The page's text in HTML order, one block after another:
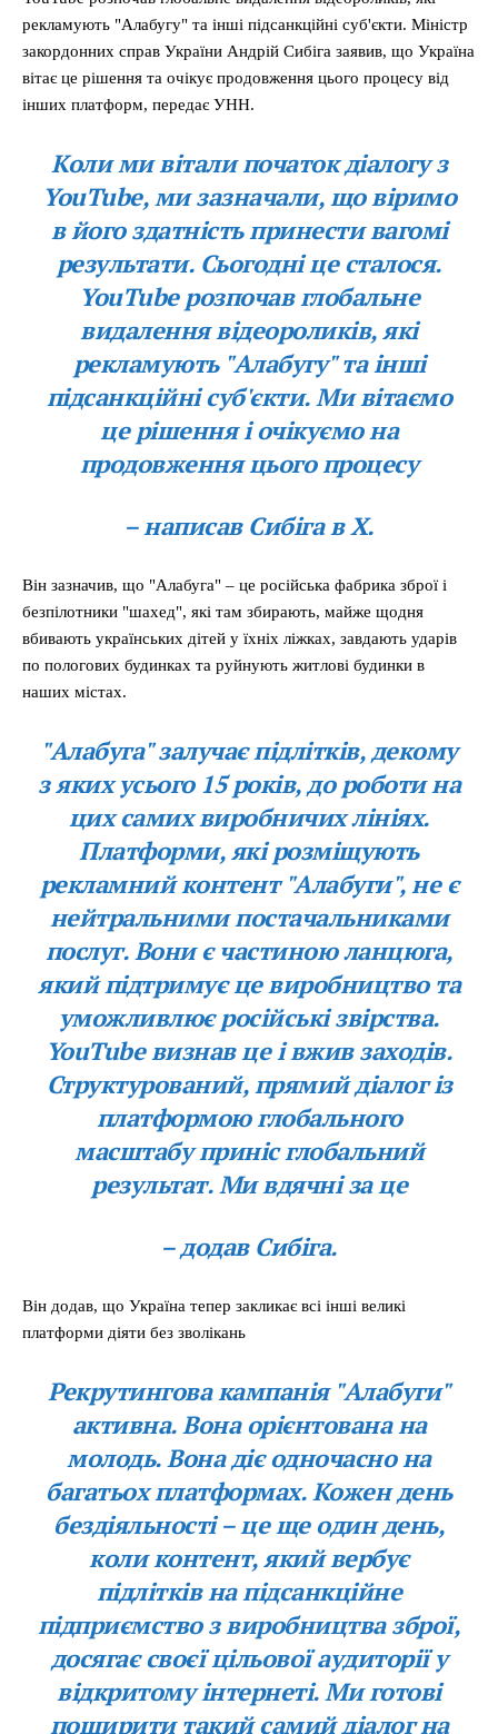
рекламують "Алабугу" та інші підсанкційні суб'єкти. Міністр
закордонних справ України Андрій Сибіга заявив, що Україна
вітає це рішення та очікує продовження цього процесу від
інших платформ, передає УНН.
Коли ми вітали початок діалогу з
YouTube, ми зазначали, що віримо
в його здатність принести вагомі
результати. Сьогодні це сталося.
YouTube розпочав глобальне
видалення відеороликів, які
рекламують "Алабугу" та інші
підсанкційні суб'єкти. Ми вітаємо
це рішення і очікуємо на
продовження цього процесу
– написав Сибіга в Х.
Він зазначив, що "Алабуга" – це російська фабрика зброї і
безпілотники "шахед", які там збирають, майже щодня
вбивають українських дітей у їхніх ліжках, завдають ударів
по пологових будинках та руйнують житлові будинки в
наших містах.
"Алабуга" залучає підлітків, декому
з яких усього 15 років, до роботи на
цих самих виробничих лініях.
Платформи, які розміщують
рекламний контент "Алабуги", не є
нейтральними постачальниками
послуг. Вони є частиною ланцюга,
який підтримує це виробництво та
уможливлює російські звірства.
YouTube визнав це і вжив заходів.
Структурований, прямий діалог із
платформою глобального
масштабу приніс глобальний
результат. Ми вдячні за це
– додав Сибіга.
Він додав, що Україна тепер закликає всі інші великі
платформи діяти без зволікань
Рекрутингова кампанія "Алабуги"
активна. Вона орієнтована на
молодь. Вона діє одночасно на
багатьох платформах. Кожен день
бездіяльності – це ще один день,
коли контент, який вербує
підлітків на підсанкційне
підприємство з виробництва зброї,
досягає своєї цільової аудиторії у
відкритому інтернеті. Ми готові
поширити такий самий діалог на